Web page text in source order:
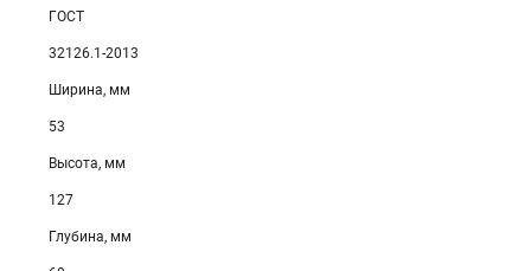
ГОСТ
32126.1-2013
Ширина, мм
53
Высота, мм
127
Глубина, мм